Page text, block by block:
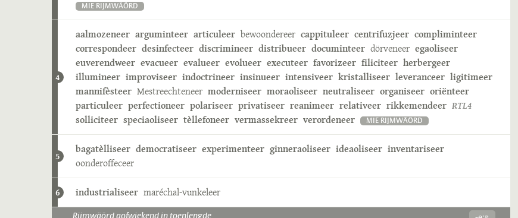
MIE RIJMWÄÖRD
4
aalmozeneer arguminteer articuleer bewoondereer cappituleer centrifuzjeer compliminteer
correspondeer desinfecteer discrimineer distribueer documinteer dörveneer egaoliseer
euverendweer evacueer evalueer evolueer executeer favorizeer filiciteer herbergeer
illumineer improviseer indoctrineer insinueer intensiveer kristalliseer leveranceer ligitimeer
mannifèsteer Mestreechteneer moderniseer moraoliseer neutraliseer organiseer oriënteer
particuleer perfectioneer polariseer privatiseer reanimeer relativeer rikkemendeer RTL4
solliciteer speciaoliseer tèllefoneer vermassekreer verordeneer MIE RIJMWÄÖRD
5
bagatèlliseer democratiseer experimenteer ginneraoliseer ideaoliseer inventariseer
oonderoffeceer
6 industrialiseer maréchal-vunkeleer